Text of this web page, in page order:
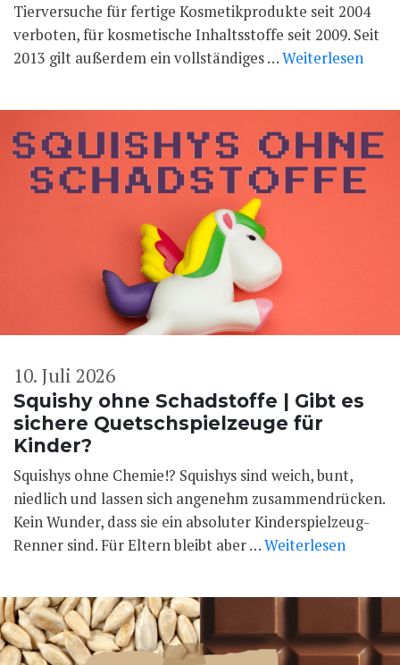
Tierversuche für fertige Kosmetikprodukte seit 2004
verboten, für kosmetische Inhaltsstoffe seit 2009. Seit
2013 gilt außerdem ein vollständiges …Weiterlesen
Squishy ohne Schadstoffe | Gibt es
sichere Quetschspielzeuge für
Kinder?
10. Juli 2026
Squishys ohne Chemie!? Squishys sind weich, bunt,
niedlich und lassen sich angenehm zusammendrücken.
Kein Wunder, dass sie ein absoluter Kinderspielzeug-
Renner sind. Für Eltern bleibt aber …Weiterlesen